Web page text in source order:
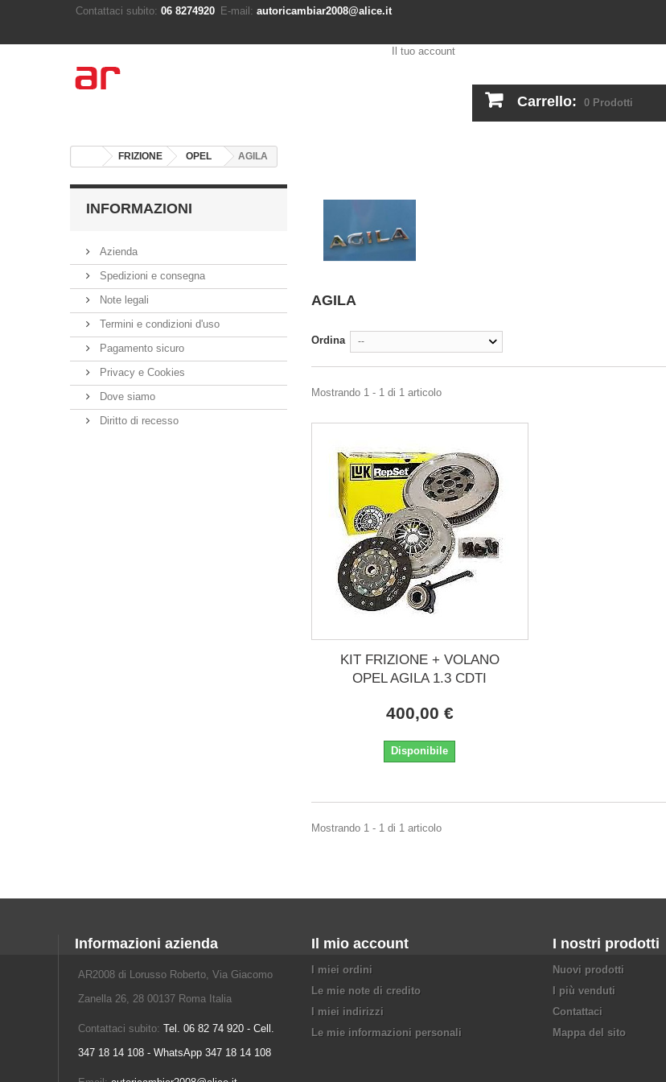
Contattaci subito: 06 8274920 E-mail: autoricambiar2008@alice.it
Carrello: 0 Prodotti
Il tuo account
FRIZIONE OPEL AGILA
INFORMAZIONI
Azienda
Spedizioni e consegna
Note legali
Termini e condizioni d'uso
Pagamento sicuro
Privacy e Cookies
Dove siamo
Diritto di recesso
AGILA
Ordina --
Mostrando 1 - 1 di 1 articolo
KIT FRIZIONE + VOLANO
OPEL AGILA 1.3 CDTI
400,00 €
Disponibile
Mostrando 1 - 1 di 1 articolo
Informazioni azienda
AR2008 di Lorusso Roberto, Via Giacomo
Zanella 26, 28 00137 Roma Italia
Contattaci subito: Tel. 06 82 74 920 - Cell.
347 18 14 108 - WhatsApp 347 18 14 108
Il mio account
I miei ordini
Le mie note di credito
I miei indirizzi
Le mie informazioni personali
I nostri prodotti
Nuovi prodotti
I più venduti
Contattaci
Mappa del sito